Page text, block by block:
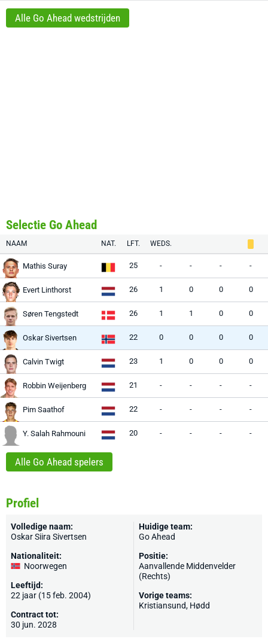
Alle Go Ahead wedstrijden
Selectie Go Ahead
NAAM NAT. LFT. WEDS.
Mathis Suray 25 - - - -
Evert Linthorst 26 1 0 0 0
Søren Tengstedt 26 1 1 0 0
Oskar Sivertsen 22 0 0 0 0
Calvin Twigt 23 1 0 0 0
Robbin Weijenberg 21 - - - -
Pim Saathof 22 - - - -
Y. Salah Rahmouni 20 - - - -
Alle Go Ahead spelers
Profiel
Volledige naam:
Oskar Siira Sivertsen
Nationaliteit:
Noorwegen
Leeftijd:
22 jaar (15 feb. 2004)
Contract tot:
30 jun. 2028
Huidige team:
Go Ahead
Positie:
Aanvallende Middenvelder
(Rechts)
Vorige teams:
Kristiansund, Hødd